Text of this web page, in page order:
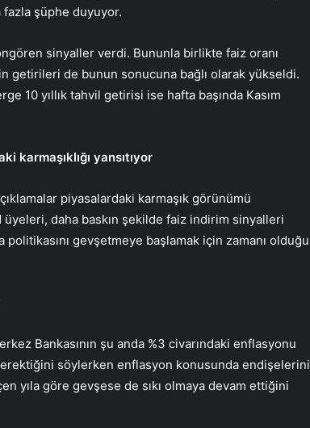
şüphe duyuyor.
sinyaller verdi. Bununla birlikte faiz oranı
de bunun sonucuna bağlı olarak yükseldi.
10 yıllık tahvil getirisi ise hafta başında Kasım
karmaşıklığı yansıtıyor
piyasalardaki karmaşık görünümü
daha baskın şekilde faiz indirim sinyalleri
politikasını gevşetmeye başlamak için zamanı olduğu
Bankasının şu anda %3 civarındaki enflasyonu
söylerken enflasyon konusunda endişelerini
yıla göre gevşese de sıkı olmaya devam ettiğini